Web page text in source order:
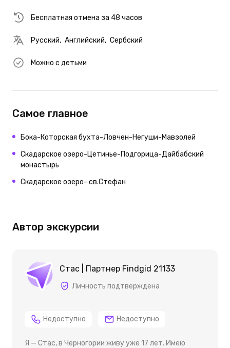
Бесплатная отмена за 48 часов
Русский, Английский, Сербский
Можно с детьми
Самое главное
Бока-Которская бухта-Ловчен-Негуши-Мавзолей
Скадарское озеро-Цетинье-Подгорица-Дайбабский
монастырь
Скадарское озеро- св.Стефан
Автор экскурсии
Стас | Партнер Findgid 21133
Личность подтверждена
Недоступно Недоступно
Я — Стас, в Черногории живу уже 17 лет. Имею